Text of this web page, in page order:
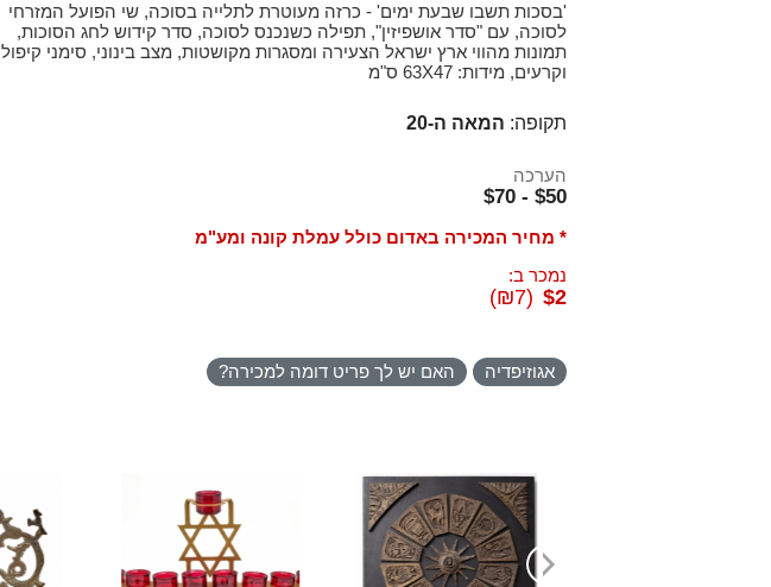
'בסכות תשבו שבעת ימים' - כרזה מעוטרת לתלייה בסוכה, שי הפועל המזרחי
לסוכה, עם "סדר אושפיזין", תפילה כשנכנס לסוכה, סדר קידוש לחג הסוכות,
תמונות מהווי ארץ ישראל הצעירה ומסגרות מקושטות, מצב בינוני, סימני קיפול
וקרעים, מידות: 63X47 ס"מ
תקופה: המאה ה-20
הערכה
$50 - $70
* מחיר המכירה באדום כולל עמלת קונה ומע"מ
נמכר ב:
$2
(₪7)
אגוזיפדיה האם יש לך פריט דומה למכירה?